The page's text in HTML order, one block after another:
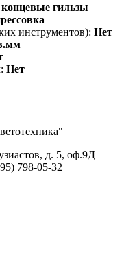
гильзы
инструментов): Нет
Нет
д. 5, оф.9Д
798-05-32